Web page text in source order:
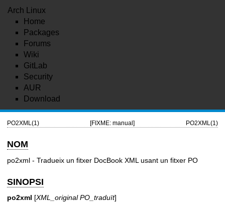
Arch Linux
Home
Packages
Forums
Wiki
GitLab
Security
AUR
Download
PO2XML(1) [FIXME: manual] PO2XML(1)
NOM
po2xml - Tradueix un fitxer DocBook XML usant un fitxer PO
SINOPSI
po2xml [XML_original PO_traduït]